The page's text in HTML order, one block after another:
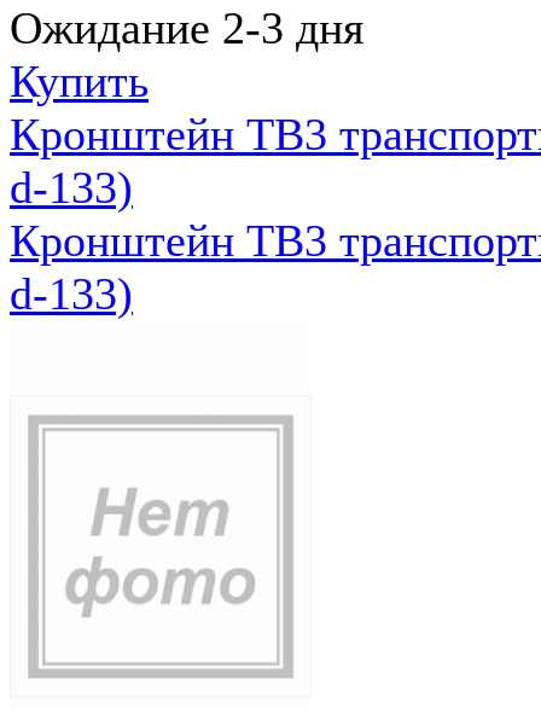
Ожидание 2-3 дня
Купить
Кронштейн ТВ3
d-133)
Кронштейн ТВ3
d-133)